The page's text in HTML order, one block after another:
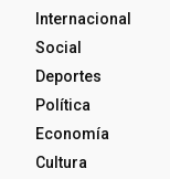
Internacional
Social
Deportes
Política
Economía
Cultura